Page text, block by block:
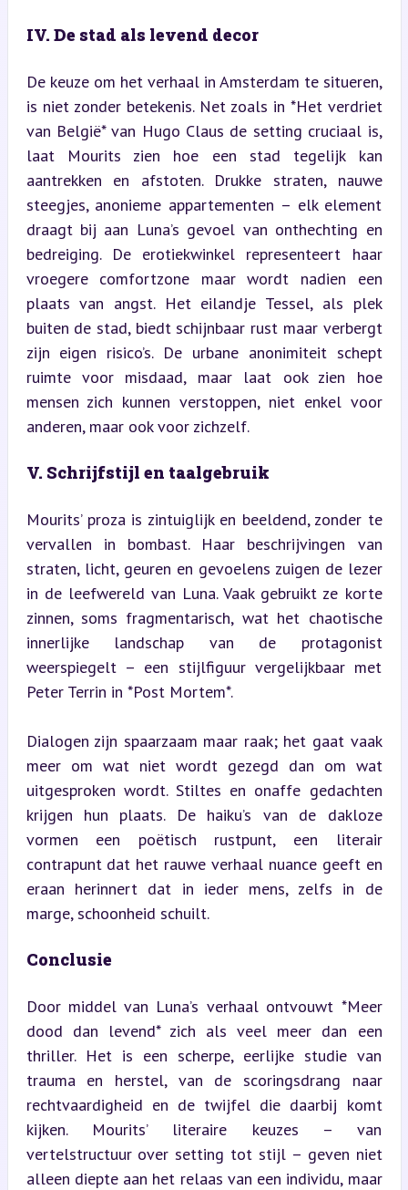
IV. De stad als levend decor
De keuze om het verhaal in Amsterdam te situeren,
is niet zonder betekenis. Net zoals in *Het verdriet
van België* van Hugo Claus de setting cruciaal is,
laat Mourits zien hoe een stad tegelijk kan
aantrekken en afstoten. Drukke straten, nauwe
steegjes, anonieme appartementen – elk element
draagt bij aan Luna’s gevoel van onthechting en
bedreiging. De erotiekwinkel representeert haar
vroegere comfortzone maar wordt nadien een
plaats van angst. Het eilandje Tessel, als plek
buiten de stad, biedt schijnbaar rust maar verbergt
zijn eigen risico’s. De urbane anonimiteit schept
ruimte voor misdaad, maar laat ook zien hoe
mensen zich kunnen verstoppen, niet enkel voor
anderen, maar ook voor zichzelf.
V. Schrijfstijl en taalgebruik
Mourits’ proza is zintuiglijk en beeldend, zonder te
vervallen in bombast. Haar beschrijvingen van
straten, licht, geuren en gevoelens zuigen de lezer
in de leefwereld van Luna. Vaak gebruikt ze korte
zinnen, soms fragmentarisch, wat het chaotische
innerlijke landschap van de protagonist
weerspiegelt – een stijlfiguur vergelijkbaar met
Peter Terrin in *Post Mortem*.
Dialogen zijn spaarzaam maar raak; het gaat vaak
meer om wat niet wordt gezegd dan om wat
uitgesproken wordt. Stiltes en onaffe gedachten
krijgen hun plaats. De haiku’s van de dakloze
vormen een poëtisch rustpunt, een literair
contrapunt dat het rauwe verhaal nuance geeft en
eraan herinnert dat in ieder mens, zelfs in de
marge, schoonheid schuilt.
Conclusie
Door middel van Luna’s verhaal ontvouwt *Meer
dood dan levend* zich als veel meer dan een
thriller. Het is een scherpe, eerlijke studie van
trauma en herstel, van de scoringsdrang naar
rechtvaardigheid en de twijfel die daarbij komt
kijken. Mourits’ literaire keuzes – van
vertelstructuur over setting tot stijl – geven niet
alleen diepte aan het relaas van een individu, maar